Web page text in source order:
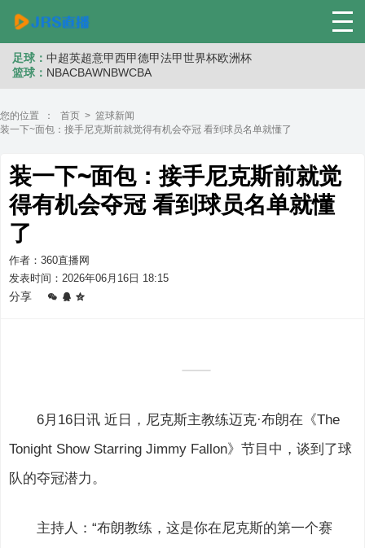
足球： 中超英超意甲西甲德甲法甲世界杯欧洲杯
篮球： NBACBAWNBWCBA
您的位置 ： 首页 > 篮球新闻
装一下~面包：接手尼克斯前就觉得有机会夺冠 看到球员名单就懂了
装一下~面包：接手尼克斯前就觉
得有机会夺冠 看到球员名单就懂
了
作者：360直播网
发表时间：2026年06月16日 18:15
分享
6月16日讯 近日，尼克斯主教练迈克·布朗在《The
Tonight Show Starring Jimmy Fallon》节目中，谈到了球
队的夺冠潜力。
主持人：“布朗教练，这是你在尼克斯的第一个赛